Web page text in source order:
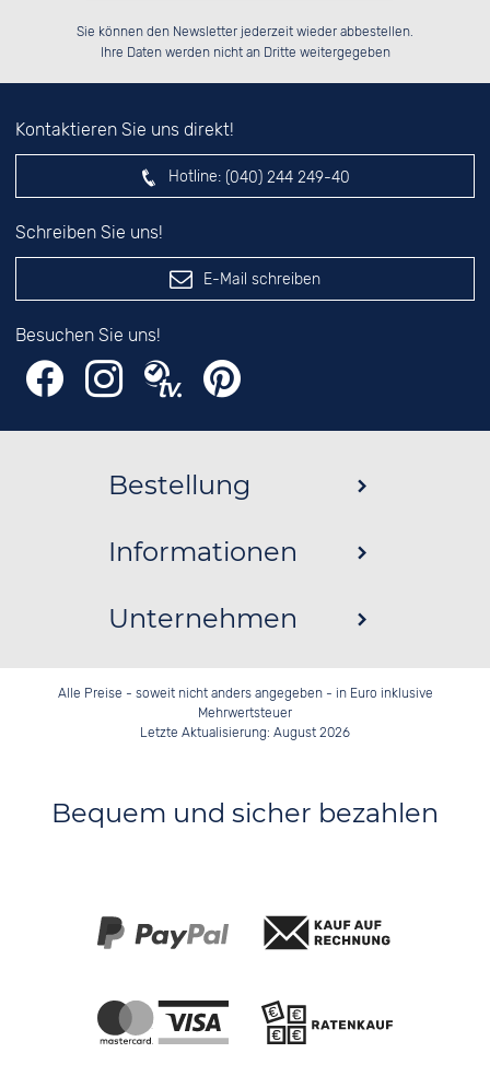
░░████░░░░░░██░░██░░██░░██░░██░░
░░░░██░░░░████░░██████░░██████░░
░░░░██░░██░░░░░░░░░░██░░░░░░██░░
Bitte tragen Sie die Zahl in
das nebenstehende Feld ein.
Sie können den Newsletter jederzeit wieder abbestellen.
Ihre Daten werden nicht an Dritte weitergegeben
Kontaktieren Sie uns direkt!
Hotline: (040) 244 249-40
Schreiben Sie uns!
E-Mail schreiben
Besuchen Sie uns!
Bestellung
Informationen
Unternehmen
Alle Preise - soweit nicht anders angegeben - in Euro inklusive
Mehrwertsteuer
Letzte Aktualisierung: August 2026
Bequem und sicher bezahlen